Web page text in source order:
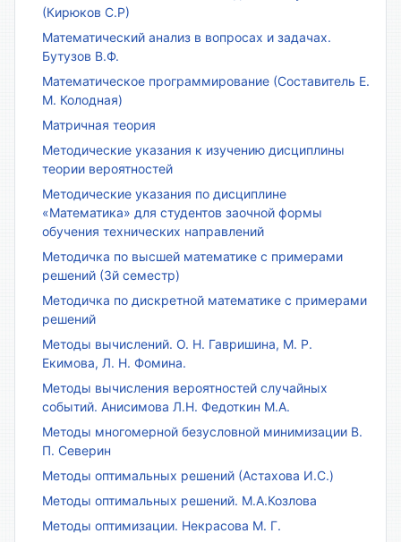
(Кирюков С.Р)
Математический анализ в вопросах и задачах.
Бутузов В.Ф.
Математическое программирование (Составитель Е.
М. Колодная)
Матричная теория
Методические указания к изучению дисциплины
теории вероятностей
Методические указания по дисциплине
«Математика» для студентов заочной формы
обучения технических направлений
Методичка по высшей математике с примерами
решений (3й семестр)
Методичка по дискретной математике с примерами
решений
Методы вычислений. О. Н. Гавришина, М. Р.
Екимова, Л. Н. Фомина.
Методы вычисления вероятностей случайных
событий. Анисимова Л.Н. Федоткин М.А.
Методы многомерной безусловной минимизации В.
П. Северин
Методы оптимальных решений (Астахова И.С.)
Методы оптимальных решений. М.А.Козлова
Методы оптимизации. Некрасова М. Г.